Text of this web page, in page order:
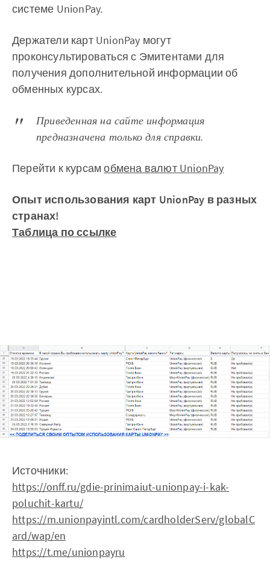
системе UnionPay.
Держатели карт UnionPay могут
проконсультироваться с Эмитентами для
получения дополнительной информации об
обменных курсах.
Приведенная на сайте информация
предназначена только для справки.
Перейти к курсамобмена валют UnionPay
Опыт использования карт UnionPay в разных
странах!
Таблица по ссылке
Источники:
https://onff.ru/gdie-prinimaiut-unionpay-i-kak-
poluchit-kartu/
https://m.unionpayintl.com/cardholderServ/globalC
ard/wap/en
https://t.me/unionpayru